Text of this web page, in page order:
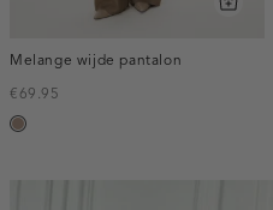
Melange wijde pantalon
€69.95
taupe,